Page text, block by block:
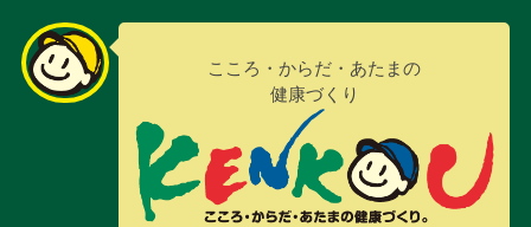
こころ・からだ・あたまの
健康づくり